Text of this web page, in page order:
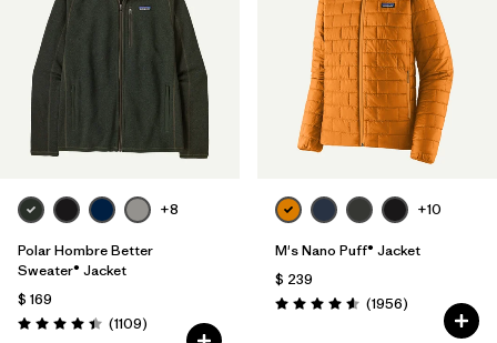
+8
Polar Hombre Better
Sweater® Jacket
$ 169
Valoración: 4.4 / 5
(1109Comentarios
)
+10
M's Nano Puff® Jacket
$ 239
Valoración: 4.6 / 5
(1956Comentarios
)